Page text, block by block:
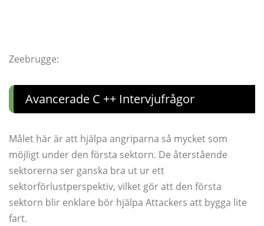
Zeebrugge:
Avancerade C ++ Intervjufrågor
Målet här är att hjälpa angriparna så mycket som
möjligt under den första sektorn. De återstående
sektorerna ser ganska bra ut ur ett
sektorförlustperspektiv, vilket gör att den första
sektorn blir enklare bör hjälpa Attackers att bygga lite
fart.